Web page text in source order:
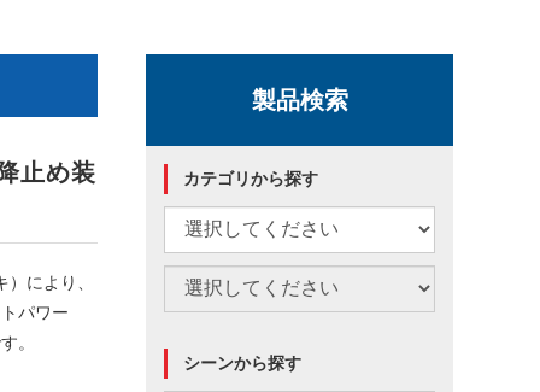
止め装
により、
パワー
。
製品検索
カテゴリから探す
シーンから探す